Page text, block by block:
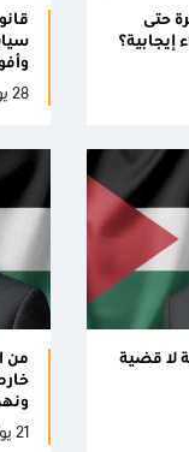
حتى
28 يوليو 2026
لا قضية
من
21 يوليو 2026